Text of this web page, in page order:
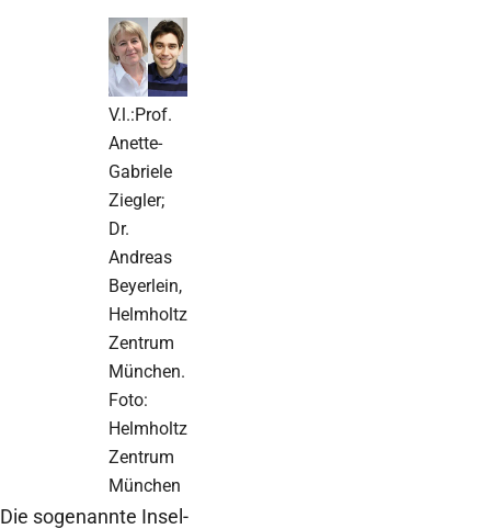
V.l.:Prof.
Anette-
Gabriele
Ziegler;
Dr.
Andreas
Beyerlein,
Helmholtz
Zentrum
München.
Foto:
Helmholtz
Zentrum
München
Die sogenannte Insel-